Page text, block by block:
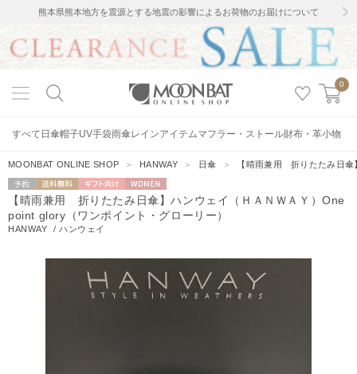
熊本県熊本地方を震源とする地震の影響によるお荷物のお届けについて
0
すべて 日傘帽子UV手袋雨傘レインアイテムマフラー・ストール財布・革小物
MOONBAT ONLINE SHOP ＞ HANWAY ＞ 日傘 ＞ 【晴雨兼用 折りたたみ日
予約 送料無料
ギフト向
け
WOMEN
【晴雨兼用 折りたたみ日傘】ハンウェイ（ＨＡＮＷＡＹ）One
point glory（ワンポイント・グローリー）
HANWAY /ハンウェイ